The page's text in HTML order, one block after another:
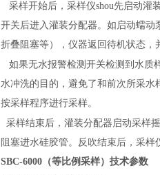
采样开始后，采样仪shou先启动灌
开关后进入灌装分配器。如启动蠕动
折叠阻塞等），仪器返回待机状态，
如果无水报警检测开关检测到水质
水冲洗的目的，避免了和前次所采
按采样程序进行采样。
采样结束后，灌装分配器启动采样
阻塞进水硅胶管。反吹结束后，采样
SBC-6000（等比例采样） 技术参数